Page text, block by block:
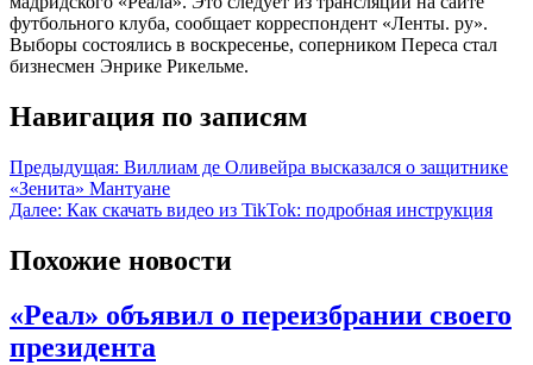
футбольного клуба, сообщает корреспондент «Ленты. ру».
Выборы состоялись в воскресенье, соперником Переса стал
бизнесмен Энрике Рикельме.
Навигация по записям
Предыдущая: Виллиам де Оливейра высказался о защитнике
«Зенита» Мантуане
Далее: Как скачать видео из TikTok: подробная инструкция
Похожие новости
«Реал» объявил о переизбрании своего
президента